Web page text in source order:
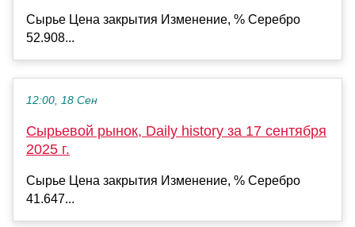
Сырье Цена закрытия Изменение, % Серебро
52.908...
12:00, 18 Сен
Сырьевой рынок, Daily history за 17 сентября
2025 г.
Сырье Цена закрытия Изменение, % Серебро
41.647...